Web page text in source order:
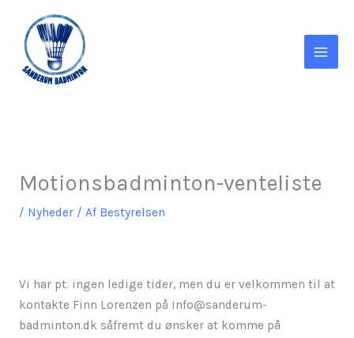
indholdet
Motionsbadminton-venteliste
/ Nyheder/ Af Bestyrelsen
Vi har pt. ingen ledige tider, men du er velkommen til at
kontakte Finn Lorenzen på info@sanderum-
badminton.dk såfremt du ønsker at komme på